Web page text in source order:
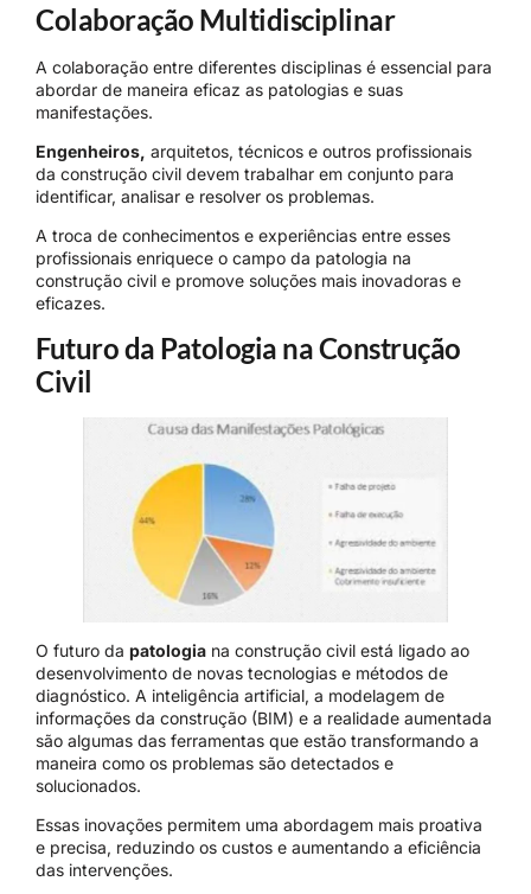
Colaboração Multidisciplinar
A colaboração entre diferentes disciplinas é essencial para
abordar de maneira eficaz as patologias e suas
manifestações.
Engenheiros, arquitetos, técnicos e outros profissionais
da construção civil devem trabalhar em conjunto para
identificar, analisar e resolver os problemas.
A troca de conhecimentos e experiências entre esses
profissionais enriquece o campo da patologia na
construção civil e promove soluções mais inovadoras e
eficazes.
Futuro da Patologia na Construção
Civil
O futuro da patologia na construção civil está ligado ao
desenvolvimento de novas tecnologias e métodos de
diagnóstico. A inteligência artificial, a modelagem de
informações da construção (BIM) e a realidade aumentada
são algumas das ferramentas que estão transformando a
maneira como os problemas são detectados e
solucionados.
Essas inovações permitem uma abordagem mais proativa
e precisa, reduzindo os custos e aumentando a eficiência
das intervenções.